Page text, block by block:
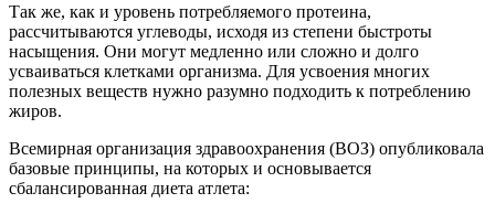
Так же, как и уровень потребляемого протеина,
рассчитываются углеводы, исходя из степени быстроты
насыщения. Они могут медленно или сложно и долго
усваиваться клетками организма. Для усвоения многих
полезных веществ нужно разумно подходить к потреблению
жиров.
Всемирная организация здравоохранения (ВОЗ) опубликовала
базовые принципы, на которых и основывается
сбалансированная диета атлета: